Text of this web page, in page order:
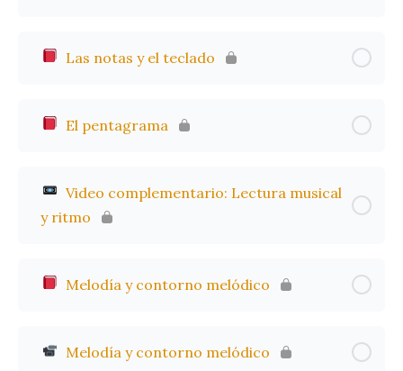
Las notas y el teclado
El pentagrama
Video complementario: Lectura musical
y ritmo
Melodía y contorno melódico
Melodía y contorno melódico